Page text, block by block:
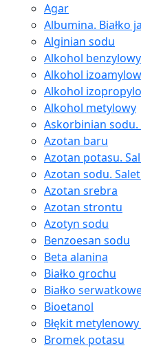
Agar
Albumina. Białko
Alginian sodu
Alkohol benzylowy
Alkohol
Alkohol
Alkohol metylowy
Askorbinian sodu.
Azotan baru
Azotan potasu.
Azotan sodu.
Azotan srebra
Azotan strontu
Azotyn sodu
Benzoesan sodu
Beta alanina
Białko grochu
Białko
Bioetanol
Błękit
Bromek potasu